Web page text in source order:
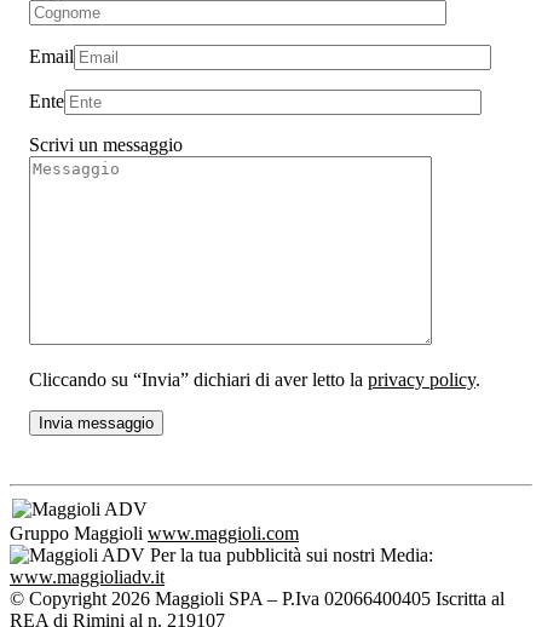
Email
Ente
Scrivi un messaggio
Cliccando su “Invia” dichiari di aver letto la privacy policy.
Gruppo Maggioli www.maggioli.com
Per la tua pubblicità sui nostri Media:
www.maggioliadv.it
© Copyright 2026 Maggioli SPA – P.Iva 02066400405 Iscritta al
REA di Rimini al n. 219107